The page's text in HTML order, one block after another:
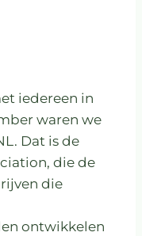
iedereen in
waren we
Dat is de
die de
die
ontwikkelen